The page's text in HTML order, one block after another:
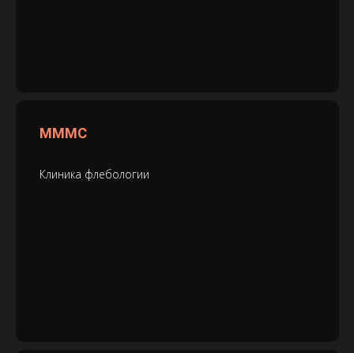
МММС
Клиника флебологии